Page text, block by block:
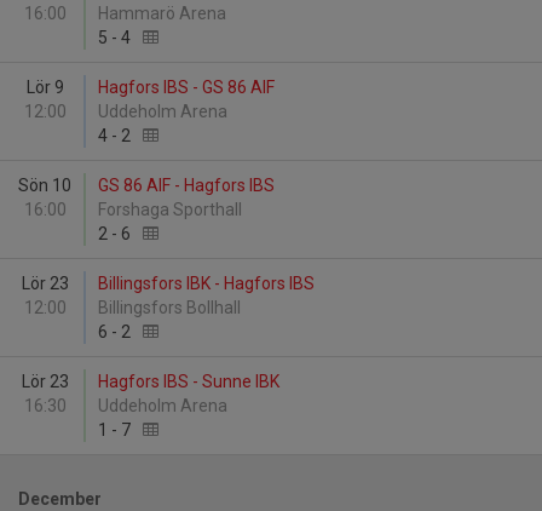
16:00
Hammarö Arena
5 - 4
Lör 9
12:00
Hagfors IBS - GS 86 AIF
Uddeholm Arena
4 - 2
Sön 10
16:00
GS 86 AIF - Hagfors IBS
Forshaga Sporthall
2 - 6
Lör 23
12:00
Billingsfors IBK - Hagfors IBS
Billingsfors Bollhall
6 - 2
Lör 23
16:30
Hagfors IBS - Sunne IBK
Uddeholm Arena
1 - 7
December